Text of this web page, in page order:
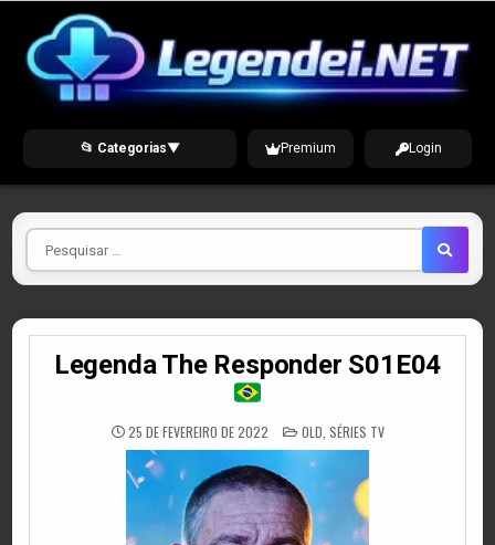
content
📂 Categorias▼ Premium Login
Pesquisar
por
Legenda The Responder S01E04
25 DE FEVEREIRO DE 2022 POSTED
IN
OLD SÉRIES TV